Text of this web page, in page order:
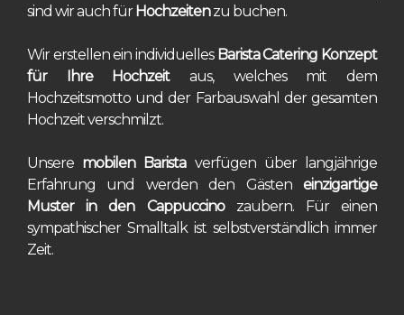
sind wir auch für Hochzeitenzu buchen.
Wir erstellen ein individuelles Barista Catering Konzept
für Ihre Hochzeit aus, welches mit dem
Hochzeitsmotto und der Farbauswahl der gesamten
Hochzeit verschmilzt.
Unsere mobilen Baristaverfügen über langjährige
Erfahrung und werden den Gästen einzigartige
Muster in den Cappuccinozaubern. Für einen
sympathischer Smalltalk ist selbstverständlich immer
Zeit.